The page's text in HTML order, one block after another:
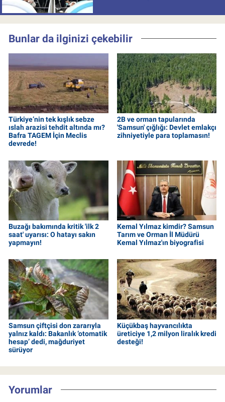
Bunlar da ilginizi çekebilir
Türkiye’nin tek kışlık sebze
ıslah arazisi tehdit altında mı?
Bafra TAGEM İçin Meclis
devrede!
2B ve orman tapularında
'Samsun' çığlığı: Devlet emlakçı
zihniyetiyle para toplamasın!
Buzağı bakımında kritik 'ilk 2
saat' uyarısı: O hatayı sakın
yapmayın!
Kemal Yılmaz kimdir? Samsun
Tarım ve Orman İl Müdürü
Kemal Yılmaz'ın biyografisi
Samsun çiftçisi don zararıyla
yalnız kaldı: Bakanlık ‘otomatik
hesap’ dedi, mağduriyet
sürüyor
Küçükbaş hayvancılıkta
üreticiye 1,2 milyon liralık kredi
desteği!
Yorumlar